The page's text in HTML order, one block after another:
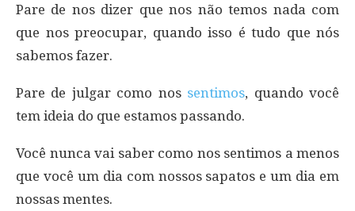
Pare de nos dizer que nos não temos nada com
que nos preocupar, quando isso é tudo que nós
sabemos fazer.
Pare de julgar como nos sentimos, quando você
tem ideia do que estamos passando.
Você nunca vai saber como nos sentimos a menos
que você um dia com nossos sapatos e um dia em
nossas mentes.